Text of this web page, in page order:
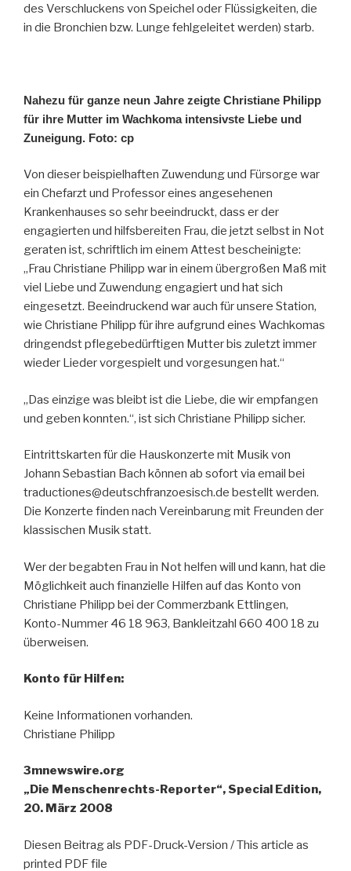
des Verschluckens von Speichel oder Flüssigkeiten, die
in die Bronchien bzw. Lunge fehlgeleitet werden) starb.
Nahezu für ganze neun Jahre zeigte Christiane Philipp
für ihre Mutter im Wachkoma intensivste Liebe und
Zuneigung. Foto: cp
Von dieser beispielhaften Zuwendung und Fürsorge war
ein Chefarzt und Professor eines angesehenen
Krankenhauses so sehr beeindruckt, dass er der
engagierten und hilfsbereiten Frau, die jetzt selbst in Not
geraten ist, schriftlich im einem Attest bescheinigte:
„Frau Christiane Philipp war in einem übergroßen Maß mit
viel Liebe und Zuwendung engagiert und hat sich
eingesetzt. Beeindruckend war auch für unsere Station,
wie Christiane Philipp für ihre aufgrund eines Wachkomas
dringendst pflegebedürftigen Mutter bis zuletzt immer
wieder Lieder vorgespielt und vorgesungen hat.“
„Das einzige was bleibt ist die Liebe, die wir empfangen
und geben konnten.“, ist sich Christiane Philipp sicher.
Eintrittskarten für die Hauskonzerte mit Musik von
Johann Sebastian Bach können ab sofort via email bei
traductiones@deutschfranzoesisch.de bestellt werden.
Die Konzerte finden nach Vereinbarung mit Freunden der
klassischen Musik statt.
Wer der begabten Frau in Not helfen will und kann, hat die
Möglichkeit auch finanzielle Hilfen auf das Konto von
Christiane Philipp bei der Commerzbank Ettlingen,
Konto-Nummer 46 18 963, Bankleitzahl 660 400 18 zu
überweisen.
Konto für Hilfen:
Keine Informationen vorhanden.
Christiane Philipp
3mnewswire.org
„Die Menschenrechts-Reporter“, Special Edition,
20. März 2008
Diesen Beitrag als PDF-Druck-Version / This article as
printed PDF file